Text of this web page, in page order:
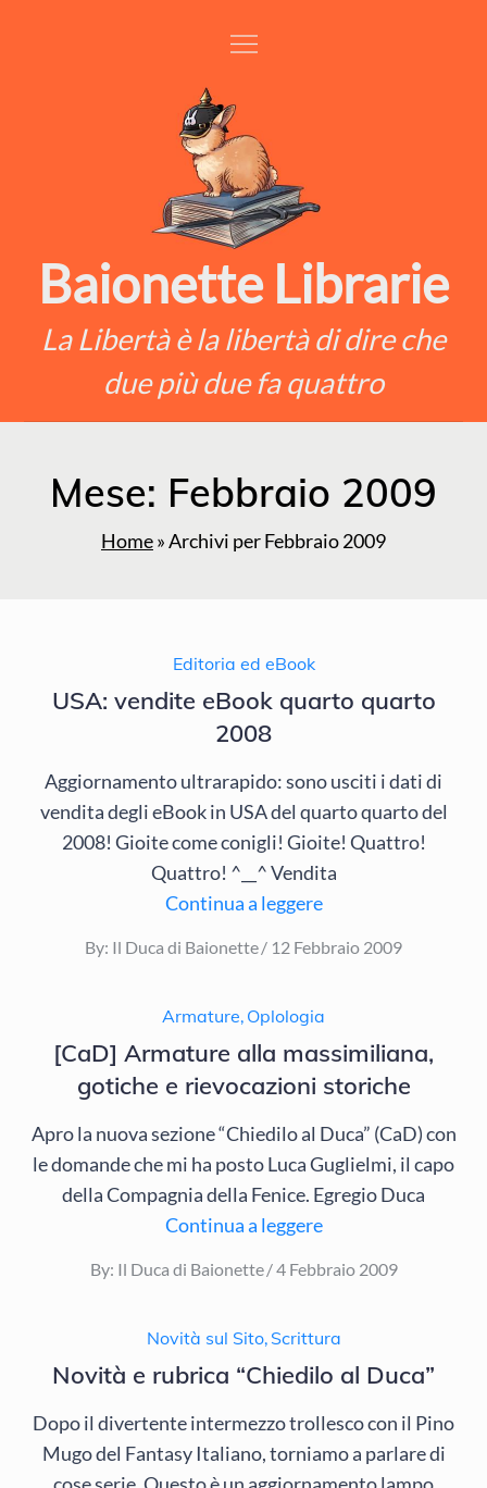
Baionette Librarie
La Libertà è la libertà di dire che
due più due fa quattro
Mese: Febbraio 2009
Home»Archivi per Febbraio 2009
Editoria ed eBook
USA: vendite eBook quarto quarto
2008
Aggiornamento ultrarapido: sono usciti i dati di
vendita degli eBook in USA del quarto quarto del
2008! Gioite come conigli! Gioite! Quattro!
Quattro! ^__^ Vendita
Continua a leggere
By: Il Duca di Baionette
Posted
12 Febbraio 2009
Armature, Oplologia
[CaD] Armature alla massimiliana,
gotiche e rievocazioni storiche
Apro la nuova sezione “Chiedilo al Duca” (CaD) con
le domande che mi ha posto Luca Guglielmi, il capo
della Compagnia della Fenice. Egregio Duca
Continua a leggere
By: Il Duca di Baionette
Posted
4 Febbraio 2009
Novità sul Sito, Scrittura
Novità e rubrica “Chiedilo al Duca”
Dopo il divertente intermezzo trollesco con il Pino
Mugo del Fantasy Italiano, torniamo a parlare di